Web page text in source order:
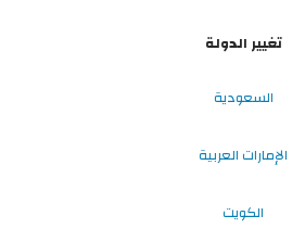
تغيير الدولة
السعودية
الإمارات العربية
الكويت